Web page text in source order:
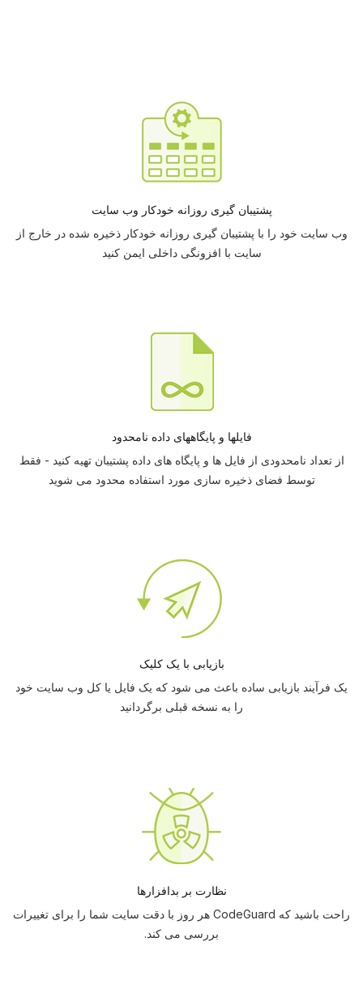
پشتیبان گیری روزانه خودکار وب سایت
وب سایت خود را با پشتیبان گیری روزانه خودکار ذخیره شده در خارج از
سایت با افزونگی داخلی ایمن کنید
فایلها و پایگاههای داده نامحدود
از تعداد نامحدودی از فایل ها و پایگاه های داده پشتیبان تهیه کنید - فقط
توسط فضای ذخیره سازی مورد استفاده محدود می شوید
بازیابی با یک کلیک
یک فرآیند بازیابی ساده باعث می شود که یک فایل یا کل وب سایت خود
را به نسخه قبلی برگردانید
نظارت بر بدافزارها
راحت باشید که CodeGuard هر روز با دقت سایت شما را برای تغییرات
بررسی می کند.